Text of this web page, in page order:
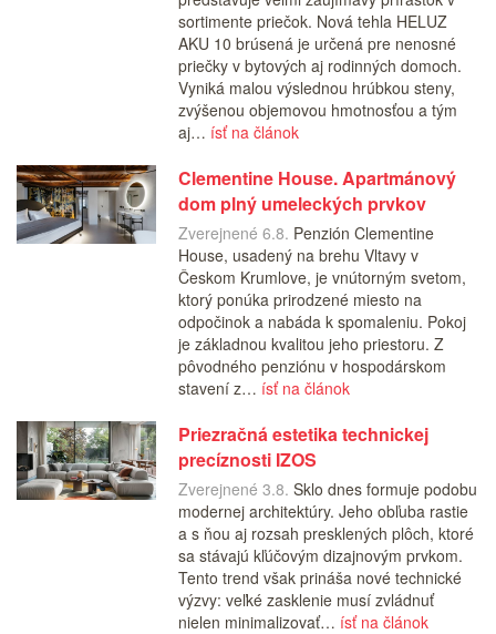
sortimente priečok. Nová tehla HELUZ
AKU 10 brúsená je určená pre nenosné
priečky v bytových aj rodinných domoch.
Vyniká malou výslednou hrúbkou steny,
zvýšenou objemovou hmotnosťou a tým
aj… ísť na článok
Clementine House. Apartmánový
dom plný umeleckých prvkov
Zverejnené 6.8. Penzión Clementine
House, usadený na brehu Vltavy v
Českom Krumlove, je vnútorným svetom,
ktorý ponúka prirodzené miesto na
odpočinok a nabáda k spomaleniu. Pokoj
je základnou kvalitou jeho priestoru. Z
pôvodného penziónu v hospodárskom
stavení z… ísť na článok
Priezračná estetika technickej
precíznosti IZOS
Zverejnené 3.8. Sklo dnes formuje podobu
modernej architektúry. Jeho obľuba rastie
a s ňou aj rozsah presklených plôch, ktoré
sa stávajú kľúčovým dizajnovým prvkom.
Tento trend však prináša nové technické
výzvy: veľké zasklenie musí zvládnuť
nielen minimalizovať… ísť na článok